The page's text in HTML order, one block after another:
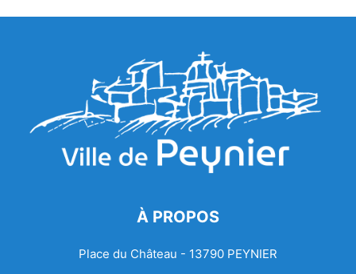
À PROPOS
Place du Château - 13790 PEYNIER